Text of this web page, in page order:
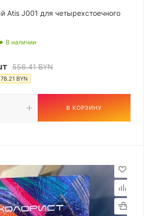
Atis J001 для четырехстоечного
В наличии
556.41BYN
BYN
В КОРЗИНУ